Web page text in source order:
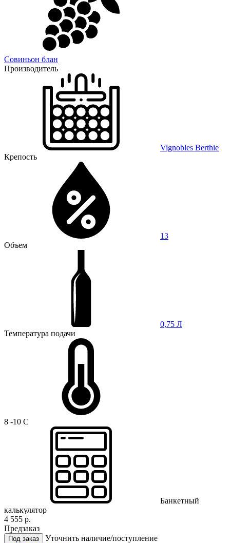
Совиньон блан
Производитель
Vignobles Berthie
Крепость
13
Объем
0,75 Л
Температура подачи
8 -10 C
Банкетный
калькулятор
4 555 р.
Предзаказ
Под заказ
Уточнить наличие/поступление